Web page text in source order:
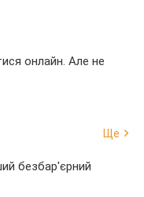
онлайн. Але не
Ще
безбар'єрний